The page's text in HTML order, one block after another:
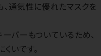
通気性に優れたマスクを
パーもついているため、
いです。